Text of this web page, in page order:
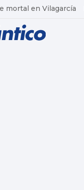
mortal en Vilagarcía